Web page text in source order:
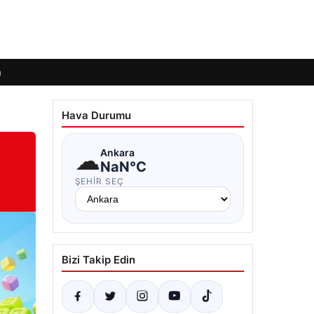
Hava Durumu
☁Ankara
NaN°C
ŞEHIR SEÇ
Bizi Takip Edin